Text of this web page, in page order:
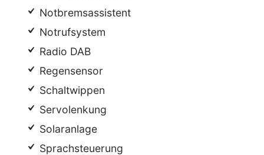
Notbremsassistent
Notrufsystem
Radio DAB
Regensensor
Schaltwippen
Servolenkung
Solaranlage
Sprachsteuerung